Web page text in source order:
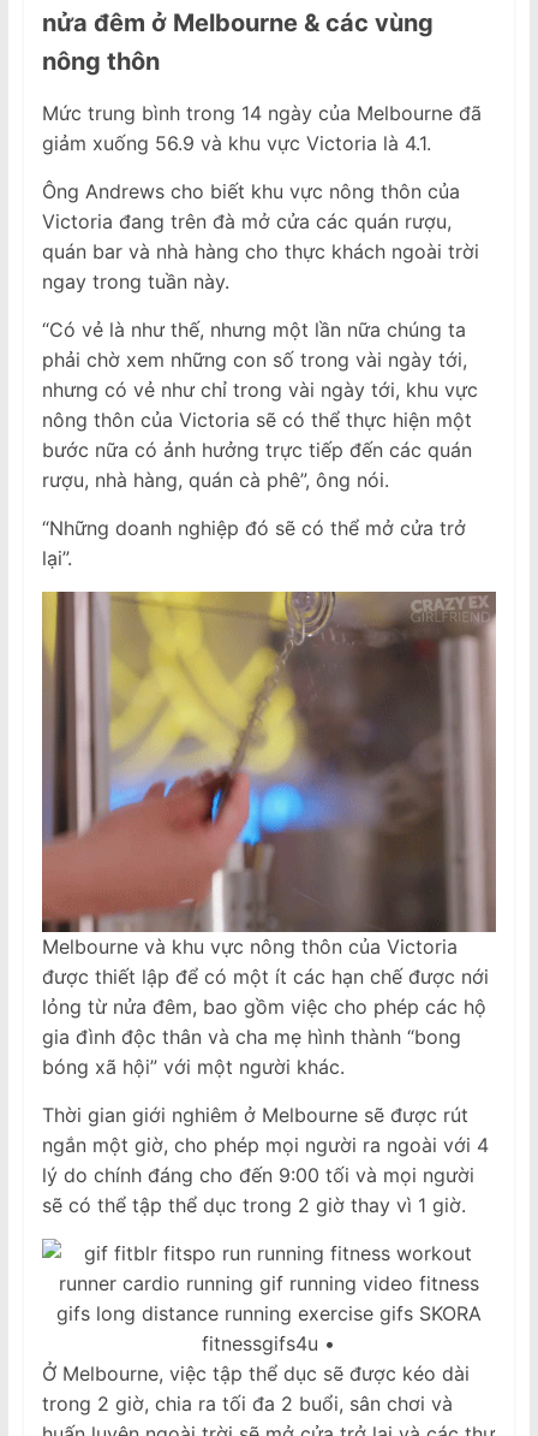
nửa đêm ở Melbourne &các vùng
nông thôn
Mức trung bình trong 14 ngày của Melbourne đã
giảm xuống 56.9 và khu vực Victoria là 4.1.
Ông Andrews cho biết khu vực nông thôn của
Victoria đang trên đà mở cửa các quán rượu,
quán bar và nhà hàng cho thực khách ngoài trời
ngay trong tuần này.
“Có vẻ là như thế, nhưng một lần nữa chúng ta
phải chờ xem những con số trong vài ngày tới,
nhưng có vẻ như chỉ trong vài ngày tới, khu vực
nông thôn của Victoria sẽ có thể thực hiện một
bước nữa có ảnh hưởng trực tiếp đến các quán
rượu, nhà hàng, quán cà phê”, ông nói.
“Những doanh nghiệp đó sẽ có thể mở cửa trở
lại”.
Melbourne và khu vực nông thôn của Victoria
được thiết lập để có một ít các hạn chế được nới
lỏng từ nửa đêm, bao gồm việc cho phép các hộ
gia đình độc thân và cha mẹ hình thành “bong
bóng xã hội” với một người khác.
Thời gian giới nghiêm ở Melbourne sẽ được rút
ngắn một giờ, cho phép mọi người ra ngoài với 4
lý do chính đáng cho đến 9:00 tối và mọi người
sẽ có thể tập thể dục trong 2 giờ thay vì 1 giờ.
Ở Melbourne, việc tập thể dục sẽ được kéo dài
trong 2 giờ, chia ra tối đa 2 buổi, sân chơi và